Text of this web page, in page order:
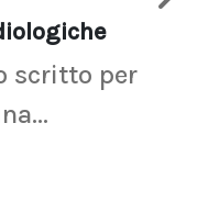
scritto per